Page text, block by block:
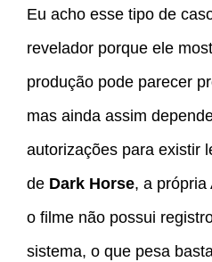
Eu acho esse tipo de
revelador porque ele
produção pode parecer
mas ainda assim
autorizações para existir
de Dark Horse, a própria
o filme não possui
sistema, o que pesa